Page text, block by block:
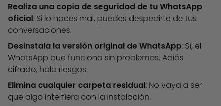
Realiza una copia de seguridad de tu WhatsApp
oficial: Si lo haces mal, puedes despedirte de tus
conversaciones.
Desinstala la versión original de WhatsApp: Sí, el
WhatsApp que funciona sin problemas. Adiós
cifrado, hola riesgos.
Elimina cualquier carpeta residual: No vaya a ser
que algo interfiera con la instalación.